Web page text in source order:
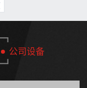
公司设备